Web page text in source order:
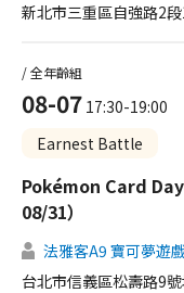
新北市三重區自強路2
08-07 17:30-19:00
Earnest Battle
/ 全年齡組
Pokémon Card
08/31）
法雅客A9 寶可夢遊
台北市信義區松壽路9